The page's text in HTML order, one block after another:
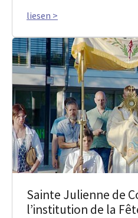
liesen >
Sainte Julienne de
l’institution de la